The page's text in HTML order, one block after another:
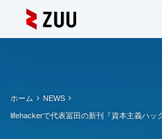
ホーム NEWS
lifehackerで代表冨田の新刊『資本主義ハッ